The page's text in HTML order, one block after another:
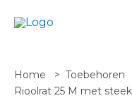
Home Toebehoren
Rioolrat 25 M met